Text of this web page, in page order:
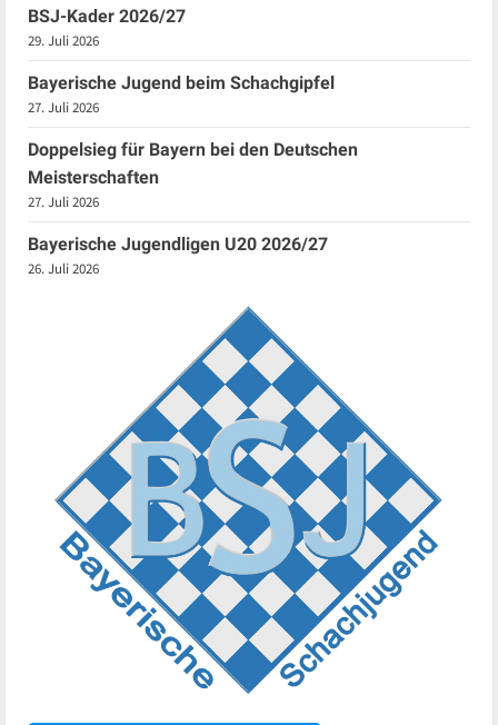
BSJ-Kader 2026/27
29. Juli 2026
Bayerische Jugend beim Schachgipfel
27. Juli 2026
Doppelsieg für Bayern bei den Deutschen
Meisterschaften
27. Juli 2026
Bayerische Jugendligen U20 2026/27
26. Juli 2026